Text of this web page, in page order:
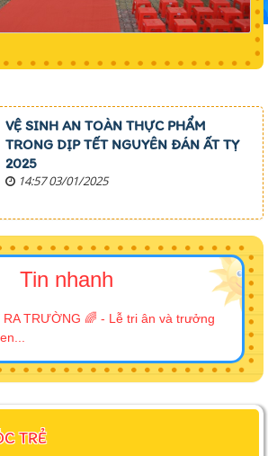
VỆ SINH AN TOÀN THỰC PHẨM
TRONG DỊP TẾT NGUYÊN ĐÁN ẤT TỴ
2025
14:57 03/01/2025
Tin nhanh
RA TRƯỜNG 🌈 - Lễ tri ân và trưởng
TRẺ